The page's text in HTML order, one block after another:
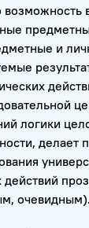
возможность
и
логики
делает
действий
очевидным).